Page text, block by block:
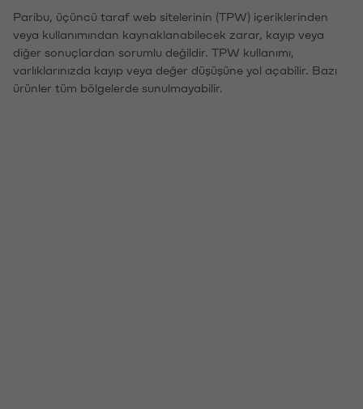
Paribu, üçüncü taraf web sitelerinin (TPW) içeriklerinden
veya kullanımından kaynaklanabilecek zarar, kayıp veya
diğer sonuçlardan sorumlu değildir. TPW kullanımı,
varlıklarınızda kayıp veya değer düşüşüne yol açabilir. Bazı
ürünler tüm bölgelerde sunulmayabilir.